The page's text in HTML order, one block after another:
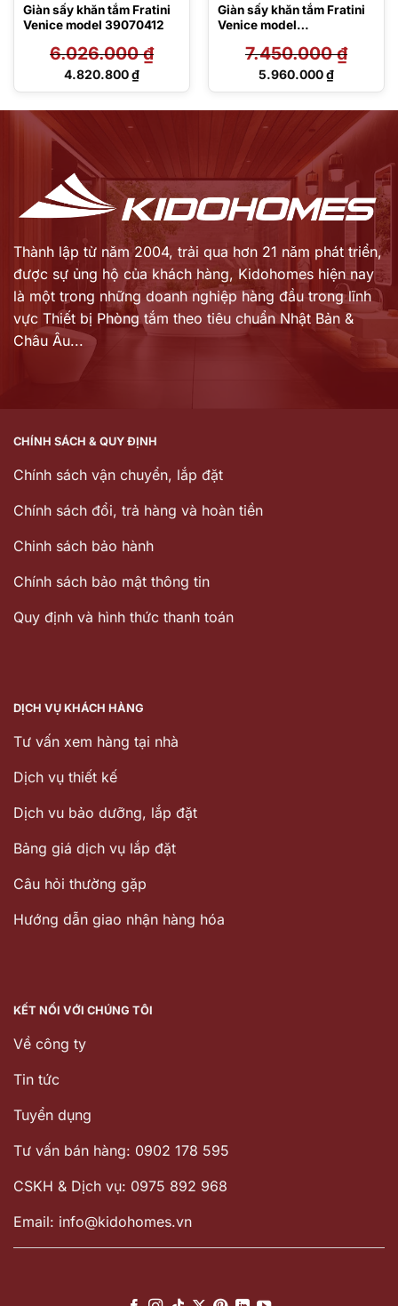
Giàn sấy khăn tắm Fratini
Venice model 39070412
6.026.000₫
Giá
4.820.800₫
Giá
Giàn sấy khăn tắm Fratini
Venice model
7.450.000₫
Giá
7.450.000 ₫.
5.960.000₫
Giá
5.960.000 ₫.
Thành lập từ năm 2004, trải qua hơn 21 năm phát triển,
được sự ủng hộ của khách hàng, Kidohomes hiện nay
là một trong những doanh nghiệp hàng đầu trong lĩnh
vực Thiết bị Phòng tắm theo tiêu chuẩn Nhật Bản &
Châu Âu...
CHÍNH SÁCH & QUY ĐỊNH
Chính sách vận chuyển, lắp đặt
Chính sách đổi, trả hàng và hoàn tiền
Chinh sách bảo hành
Chính sách bảo mật thông tin
Quy định và hình thức thanh toán
DỊCH VỤ KHÁCH HÀNG
Tư vấn xem hàng tại nhà
Dịch vụ thiết kế
Dịch vu bảo dưỡng, lắp đặt
Bảng giá dịch vụ lắp đặt
Câu hỏi thường gặp
Hướng dẫn giao nhận hàng hóa
KẾT NỐI VỚI CHÚNG TÔI
Về công ty
Tin tức
Tuyển dụng
Tư vấn bán hàng: 0902 178 595
CSKH & Dịch vụ: 0975 892 968
Email: info@kidohomes.vn